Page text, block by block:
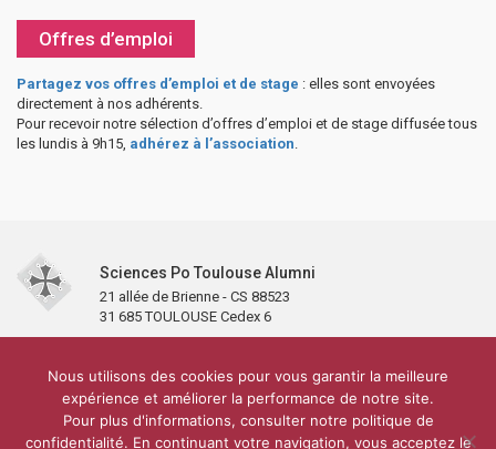
Offres d’emploi
Partagez vos offres d’emploi et de stage : elles sont envoyées
directement à nos adhérents.
Pour recevoir notre sélection d’offres d’emploi et de stage diffusée tous
les lundis à 9h15, adhérez à l’association.
Sciences Po Toulouse Alumni
21 allée de Brienne - CS 88523
31 685 TOULOUSE Cedex 6
Partenaires et soutiens
Lettre d’information
Réseaux sociaux
Sciences Po Toulouse
Carré Alumni de la bibliothèque de Sciences Po Toulouse
10 000 diplômés
Réseau ScPo
Mentions légales Politique de confidentialité Plan du site
Nous utilisons des cookies pour vous garantir la meilleure
expérience et améliorer la performance de notre site.
Pour plus d'informations, consulter notre politique de
confidentialité. En continuant votre navigation, vous acceptez le